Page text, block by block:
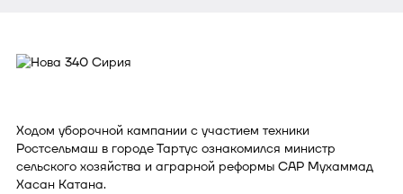
Ходом уборочной кампании с участием техники
Ростсельмаш в городе Тартус ознакомился министр
сельского хозяйства и аграрной реформы САР Мухаммад
Хасан Катана.